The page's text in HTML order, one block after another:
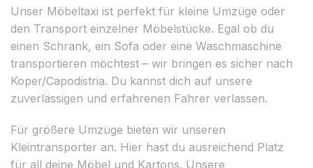
Unser Möbeltaxi ist perfekt für kleine Umzüge oder
den Transport einzelner Möbelstücke. Egal ob du
einen Schrank, ein Sofa oder eine Waschmaschine
transportieren möchtest – wir bringen es sicher nach
Koper/Capodistria. Du kannst dich auf unsere
zuverlässigen und erfahrenen Fahrer verlassen.
Für größere Umzüge bieten wir unseren
Kleintransporter an. Hier hast du ausreichend Platz
für all deine Möbel und Kartons. Unsere